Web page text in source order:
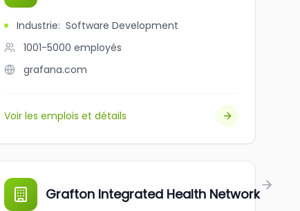
Industrie: Software Development
1001-5000 employés
grafana.com
Voir les emplois et détails
Grafton Integrated Health Network